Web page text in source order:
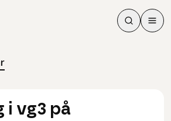
Søk
Søk
Meny
i vg3 på